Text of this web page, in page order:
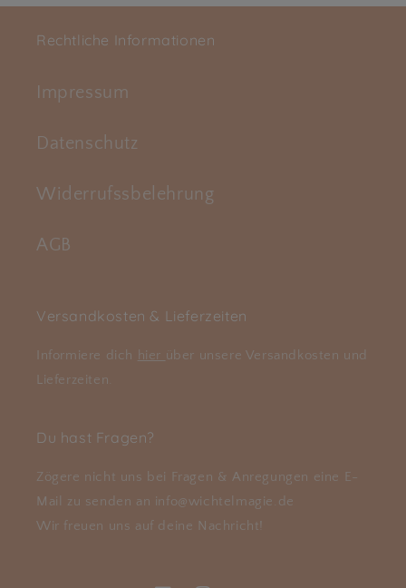
Rechtliche Informationen
Impressum
Datenschutz
Widerrufssbelehrung
AGB
Versandkosten & Lieferzeiten
Informiere dich hier über unsere Versandkosten und
Lieferzeiten.
Du hast Fragen?
Zögere nicht uns bei Fragen & Anregungen eine E-
Mail zu senden an info@wichtelmagie.de
Wir freuen uns auf deine Nachricht!